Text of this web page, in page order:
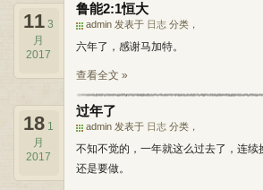
鲁能2:1恒大
admin 发表于 日志 分类，
11 3
月
2017
六年了，感谢马加特。
查看全文 »
过年了
admin 发表于 日志 分类，
18 1
月
2017
不知不觉的，一年就这么过去了，连
还是要做。